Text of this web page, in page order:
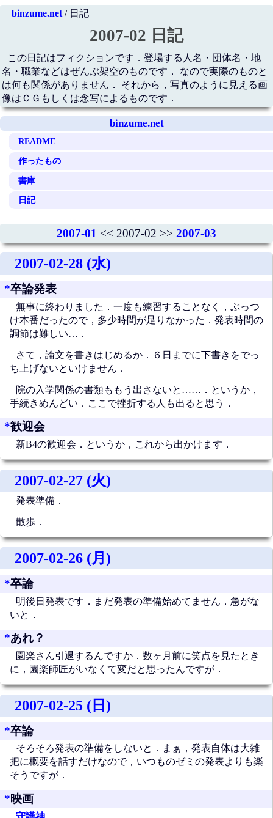
binzume.net/ 日記
2007-02 日記
この日記はフィクションです．登場する人名・団体名・地
名・職業などはぜんぶ架空のものです． なので実際のものと
は何も関係がありません． それから，写真のように見える画
像はＣＧもしくは念写によるものです．
binzume.net
README
作ったもの
書庫
日記
2007-01 << 2007-02 >> 2007-03
2007-02-28 (水)
*卒論発表
無事に終わりました．一度も練習することなく，ぶっつ
け本番だったので，多少時間が足りなかった．発表時間の
調節は難しい…．
さて，論文を書きはじめるか．６日までに下書きをでっ
ち上げないといけません．
院の入学関係の書類ももう出さないと……．というか，
手続きめんどい．ここで挫折する人も出ると思う．
*歓迎会
新B4の歓迎会．というか，これから出かけます．
2007-02-27 (火)
発表準備．
散歩．
2007-02-26 (月)
*卒論
明後日発表です．まだ発表の準備始めてません．急がな
いと．
*あれ？
園楽さん引退するんですか．数ヶ月前に笑点を見たとき
に，園楽師匠がいなくて変だと思ったんですが．
2007-02-25 (日)
*卒論
そろそろ発表の準備をしないと．まぁ，発表自体は大雑
把に概要を話すだけなので，いつものゼミの発表よりも楽
そうですが．
*映画